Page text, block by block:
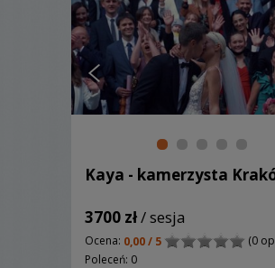
Kaya - kamerzysta
3700 zł/ sesja
Ocena: 0,00 / 5
(0
Poleceń: 0